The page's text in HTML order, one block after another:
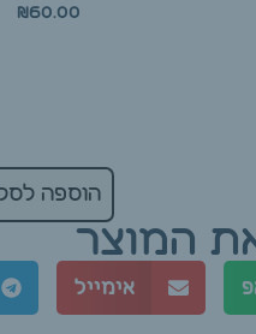
₪60.00
הוספה
המוצר
אימייל